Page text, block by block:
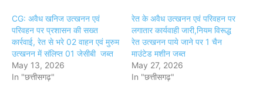
CG: अवैध खनिज उत्खनन एवं
परिवहन पर प्रशासन की सख्त
कार्रवाई, रेत से भरे 02 वाहन एवं मुरुम
उत्खनन में संलिप्त 01 जेसीबी जब्त
May 13, 2026
In "छत्तीसगढ़"
रेत के अवैध उत्खनन एवं परिवहन पर
लगातार कार्यवाही जारी,नियम विरूद्ध
रेत उत्खनन पाये जाने पर 1 चैन
माउंटेड मशीन जब्त
May 27, 2026
In "छत्तीसगढ़"